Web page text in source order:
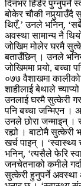
दिनभर हिँडेर पुग्नुपर्ने
बोकेर चौकी नपुर्‍याउँदै
थिएँ,’ उनले भनिन्,
अवस्था सामान्य नै
जोखिम मोलेर घरमै
बताउँछिन् । उनले
जोखिममा पर्‍यो, बच्चा
०७७ वैशाखमा
शाहीलाई बेथाले
उनलाई घरमै सुत्केरी
पनि बच्चा जन्मिएन ।
उनले छोरा जन्माइन् ।
रह्यो । बाटोमै सुत्केरी
खर्च पाइन् । ‘स्वास्थ्य
भनिन्, ‘त्यसैले फेरि
जनचेतनाको कमीले
सुत्केरी हुनुपर्ने अवस्था